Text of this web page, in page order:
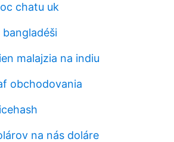
chatu uk
malajzia na indiu
obchodovania
na nás doláre